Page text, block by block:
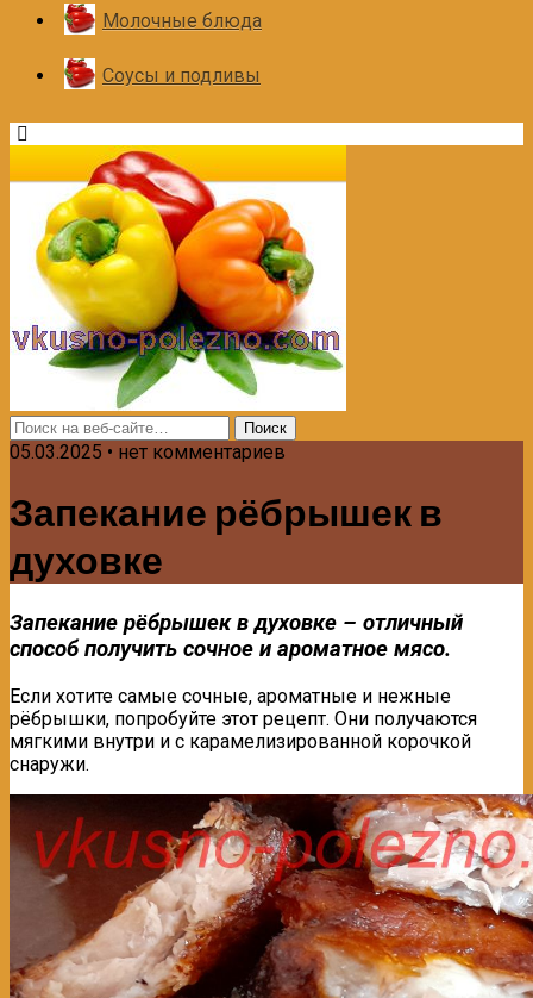
Молочные блюда
Соусы и подливы
05.03.2025 • нет комментариев
Запекание рёбрышек в
духовке
Запекание рёбрышек в духовке – отличный
способ получить сочное и ароматное мясо.
Если хотите самые сочные, ароматные и нежные
рёбрышки, попробуйте этот рецепт. Они получаются
мягкими внутри и с карамелизированной корочкой
снаружи.